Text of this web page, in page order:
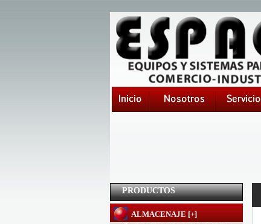
PRODUCTOS
ALMACENAJE [+]